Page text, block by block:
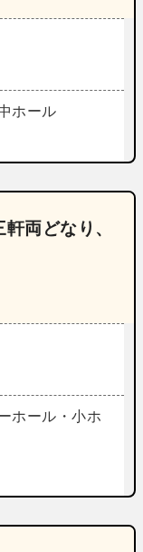
ホール
両どなり、
ホール・小ホ